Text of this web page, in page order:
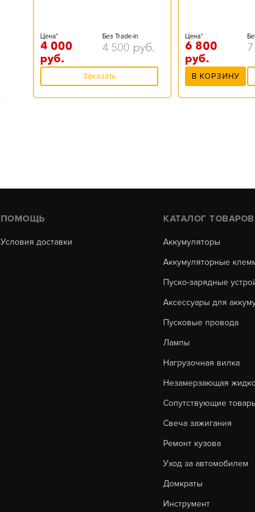
Цена*
4 000
руб.
Без Trade-in
4 500 руб.
Заказать
Цена*
6 800
руб.
В КОРЗИНУ
ПОМОЩЬ
Условия доставки
КАТАЛОГ ТОВАРОВ
Аккумуляторы
Аккумуляторные
Пуско-зарядные
Аксессуары для
Пусковые провода
Лампы
Нагрузочная вилка
Незамерзающая
Сопутствующие
Свеча зажигания
Ремонт кузова
Уход за автомобилем
Домкраты
Инструмент